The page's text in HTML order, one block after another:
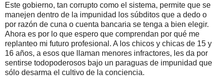
Este gobierno, tan corrupto como el sistema, permite que se
manejen dentro de la impunidad los súbditos que a dedo o
por razón de cuna o cuenta bancaria se tenga a bien elegir.
Ahora es por lo que espero que comprendan por qué me
replanteo mi futuro profesional. A los chicos y chicas de 15 y
16 años, a esos que llaman menores infractores, les da por
sentirse todopoderosos bajo un paraguas de impunidad que
sólo desarma el cultivo de la conciencia.